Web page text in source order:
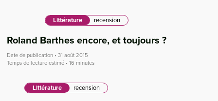
Littérature recension
Roland Barthes encore, et toujours ?
Date de publication • 31 août 2015
Temps de lecture estimé • 16 minutes
Littérature recension